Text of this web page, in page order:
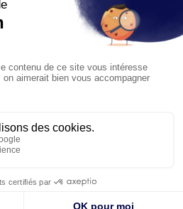
pastorale du pape Léon
Assise à suivre sur KTO le
6 août
en Uruguay, Argentine et
du 6 au 17 novembre 2026